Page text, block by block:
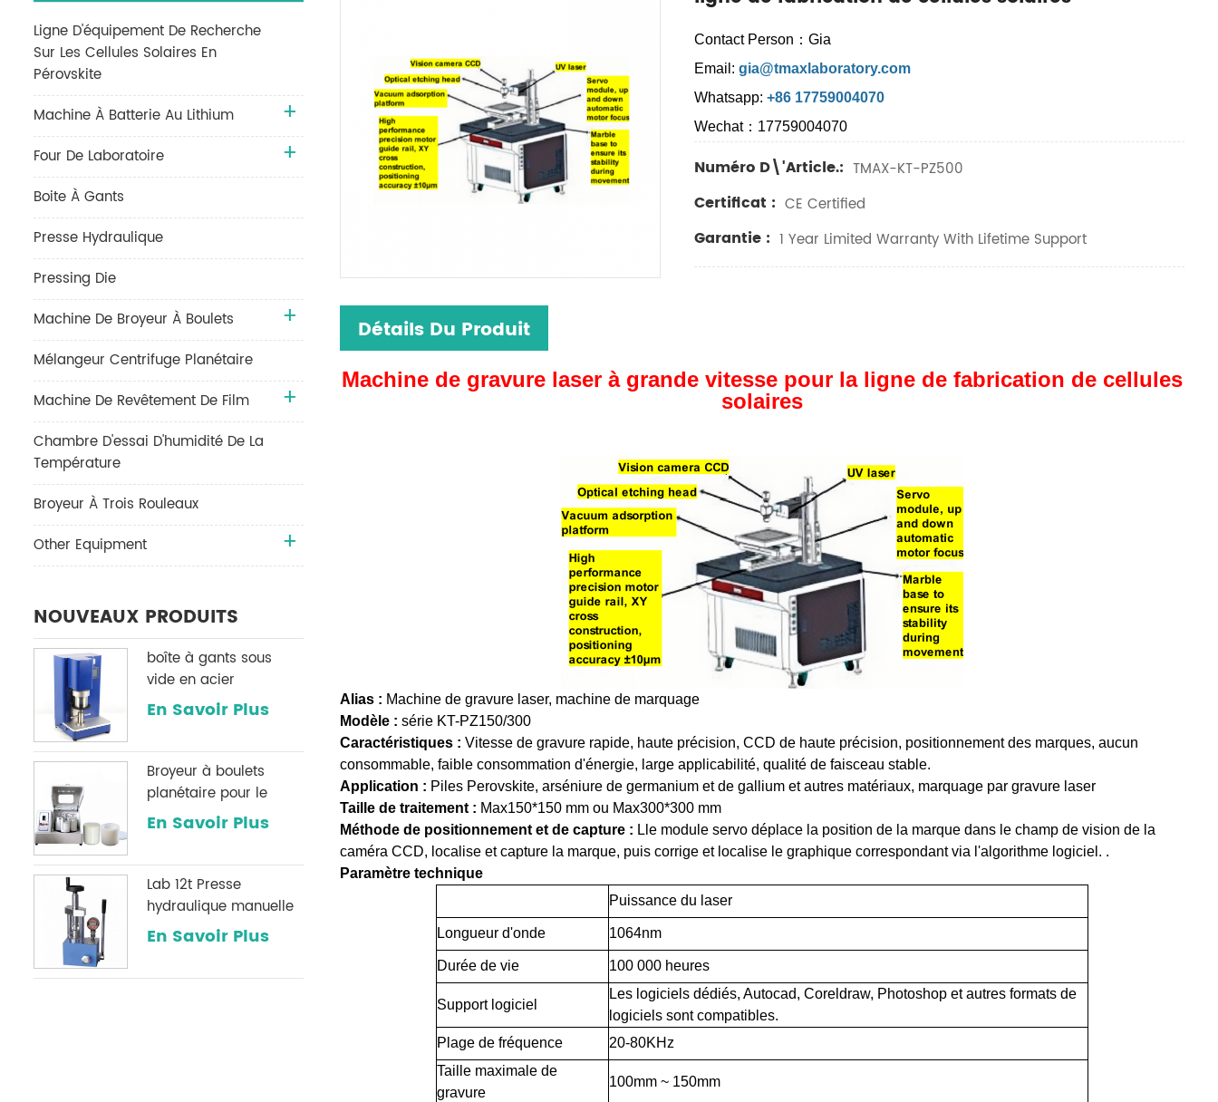
Contact Person：Gia
Email: gia@tmaxlaboratory.com
Whatsapp:+86 17759004070
Wechat：17759004070
Numéro D\'article.: TMAX-KT-PZ500
Certificat : CE Certified
Garantie : 1 Year Limited Warranty With Lifetime Support
Détails Du Produit
Machine de gravure laser à grande vitesse pour la ligne de fabrication de cellules
solaires
Alias : Machine de gravure laser, machine de marquage
Modèle : série KT-PZ150/300
Caractéristiques : Vitesse de gravure rapide, haute précision, CCD de haute précision, positionnement des marques, aucun
consommable, faible consommation d'énergie, large applicabilité, qualité de faisceau stable.
Application : Piles Perovskite, arséniure de germanium et de gallium et autres matériaux, marquage par gravure laser
Taille de traitement : Max150*150 mm ou Max300*300 mm
Méthode de positionnement et de capture : L le module servo déplace la position de la marque dans le champ de vision de la
caméra CCD, localise et capture la marque, puis corrige et localise le graphique correspondant via l'algorithme logiciel. .
Paramètre technique
Puissance du laser
Longueur d'onde 1064nm
Durée de vie 100 000 heures
Support logiciel
Les logiciels dédiés, Autocad, Coreldraw, Photoshop et autres formats de
logiciels sont compatibles.
Plage de fréquence
20-80KHz
Taille maximale de
gravure
100mm ~ 150mm
Ligne D'équipement De Recherche
Sur Les Cellules Solaires En
Pérovskite
Machine À Batterie Au Lithium
Four De Laboratoire
Boite À Gants
Presse Hydraulique
Pressing Die
Machine De Broyeur À Boulets
Mélangeur Centrifuge Planétaire
Machine De Revêtement De Film
Chambre D'essai D'humidité De La
Température
Broyeur À Trois Rouleaux
Other Equipment
NOUVEAUX PRODUITS
boîte à gants sous
vide en acier
inoxydable h2o & O2
purification
En Savoir Plus
Broyeur à boulets
planétaire pour le
broyage de poudre
En Savoir Plus
Lab 12t Presse
hydraulique manuelle
avec une jauge de
optionnelle
En Savoir Plus